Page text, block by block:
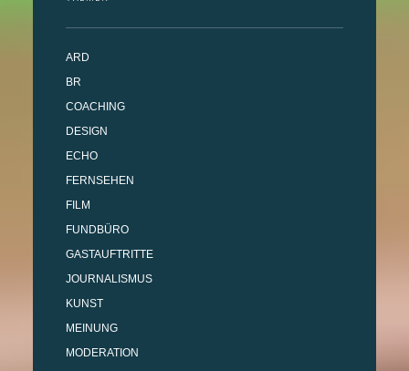
ARD
BR
COACHING
DESIGN
ECHO
FERNSEHEN
FILM
FUNDBÜRO
GASTAUFTRITTE
JOURNALISMUS
KUNST
MEINUNG
MODERATION